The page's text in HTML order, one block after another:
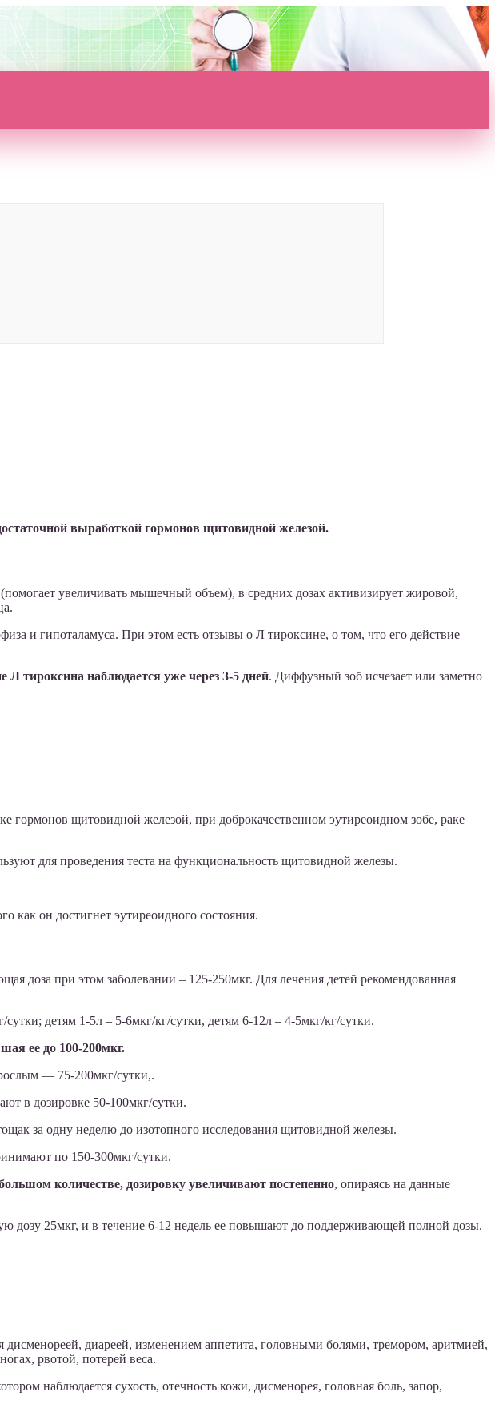
выработкой гормонов щитовидной железой.
увеличивать мышечный объем), в средних дозах активизирует жировой,
и гипоталамуса. При этом есть отзывы о Л тироксине, о том, что его действие
тироксина наблюдается уже через 3-5 дней. Диффузный зоб исчезает или заметно
гормонов щитовидной железой, при доброкачественном эутиреоидном зобе, раке
для проведения теста на функциональность щитовидной железы.
как он достигнет эутиреоидного состояния.
доза при этом заболевании – 125-250мкг. Для лечения детей рекомендованная
детям 1-5л – 5-6мкг/кг/сутки, детям 6-12л – 4-5мкг/кг/сутки.
ее до 100-200мкг.
— 75-200мкг/сутки,.
в дозировке 50-100мкг/сутки.
за одну неделю до изотопного исследования щитовидной железы.
по 150-300мкг/сутки.
количестве, дозировку увеличивают постепенно, опираясь на данные
дозу 25мкг, и в течение 6-12 недель ее повышают до поддерживающей полной дозы.
диареей, изменением аппетита, головными болями, тремором, аритмией,
рвотой, потерей веса.
наблюдается сухость, отечность кожи, дисменорея, головная боль, запор,